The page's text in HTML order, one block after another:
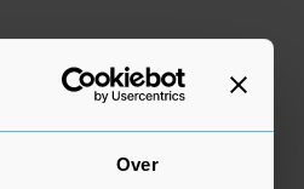
Over